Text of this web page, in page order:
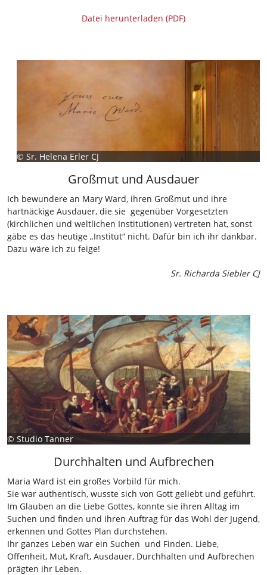
Datei herunterladen (PDF)
© Sr. Helena Erler CJ
Großmut und Ausdauer
Ich bewundere an Mary Ward, ihren Großmut und ihre
hartnäckige Ausdauer, die sie gegenüber Vorgesetzten
(kirchlichen und weltlichen Institutionen) vertreten hat, sonst
gäbe es das heutige „Institut“ nicht. Dafür bin ich ihr dankbar.
Dazu wäre ich zu feige!
Sr. Richarda Siebler CJ
© Studio Tanner
Durchhalten und Aufbrechen
Maria Ward ist ein großes Vorbild für mich.
Sie war authentisch, wusste sich von Gott geliebt und geführt.
Im Glauben an die Liebe Gottes, konnte sie ihren Alltag im
Suchen und finden und ihren Auftrag für das Wohl der Jugend,
erkennen und Gottes Plan durchstehen.
Ihr ganzes Leben war ein Suchen und Finden. Liebe,
Offenheit, Mut, Kraft, Ausdauer, Durchhalten und Aufbrechen
prägten ihr Leben.